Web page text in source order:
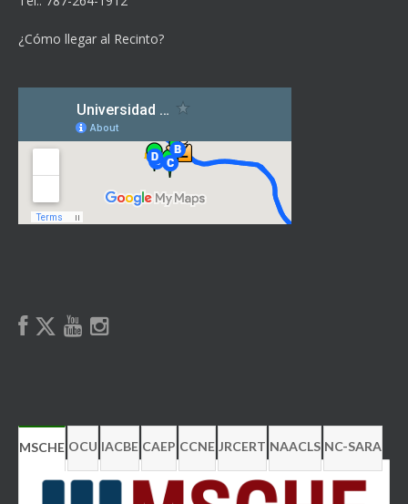
¿Cómo llegar al Recinto?
MSCHE OCU IACBE CAEP CCNE JRCERT NAACLS NC-SARA